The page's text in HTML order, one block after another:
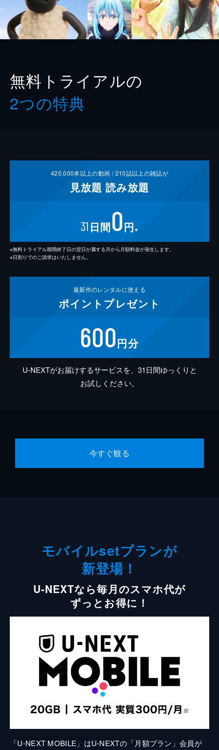
無料トライアルの
2つの特典
420,000本以上の動画 /210誌以上の雑誌が
見放題 読み放題
31 日間0円 ※
※無料トライアル期間終了日の翌日が属する月から月額料金が発生します。
※日割りでのご請求はいたしません。
最新作のレンタルに使える
ポイント プレゼント
600円分
U-NEXTがお届けするサービスを、31日間ゆっくりと
お試しください。
今すぐ観る
モバイルsetプランが
新登場！
U-NEXTなら毎月のスマホ代が
ずっとお得に！
「U-NEXT MOBILE」はU-NEXTの「月額プラン」会員が